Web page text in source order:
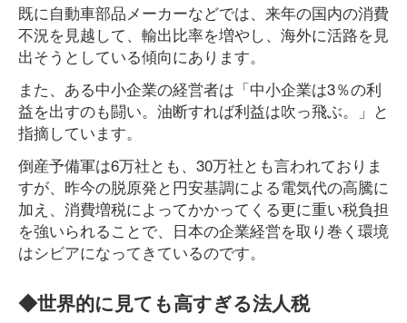
既に自動車部品メーカーなどでは、来年の国内の消費
不況を見越して、輸出比率を増やし、海外に活路を見
出そうとしている傾向にあります。
また、ある中小企業の経営者は「中小企業は3％の利
益を出すのも闘い。油断すれば利益は吹っ飛ぶ。」と
指摘しています。
倒産予備軍は6万社とも、30万社とも言われておりま
すが、昨今の脱原発と円安基調による電気代の高騰に
加え、消費増税によってかかってくる更に重い税負担
を強いられることで、日本の企業経営を取り巻く環境
はシビアになってきているのです。
◆世界的に見ても高すぎる法人税